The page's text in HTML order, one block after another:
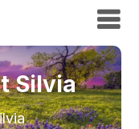
Silvia